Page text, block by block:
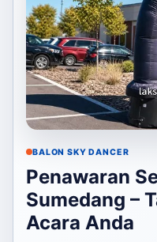
BALON SKY DANCER
Penawaran
Sumedang –
Acara Anda